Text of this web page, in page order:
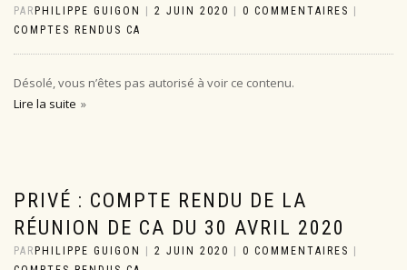
PAR PHILIPPE GUIGON 2 JUIN 2020 0 COMMENTAIRES
COMPTES RENDUS CA
Désolé, vous n’êtes pas autorisé à voir ce contenu.
Lire la suite
PRIVÉ : COMPTE RENDU DE LA
RÉUNION DE CA DU 30 AVRIL 2020
PAR PHILIPPE GUIGON 2 JUIN 2020 0 COMMENTAIRES